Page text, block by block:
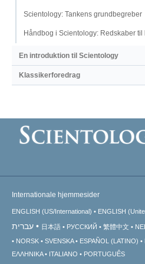
Scientology: Tankens grundbegreber
Håndbog i Scientology: Redskaber til
En introduktion til Scientology
Klassikerforedrag
Internationale hjemmesider
ENGLISH (US/International) ENGLISH
עברית 日本語 РУССКИЙ 繁體中文
NORSK
SVENSKA ESPAÑOL (LATINO)
ΕΛΛΗΝΙΚA
ITALIANO PORTUGUÊS